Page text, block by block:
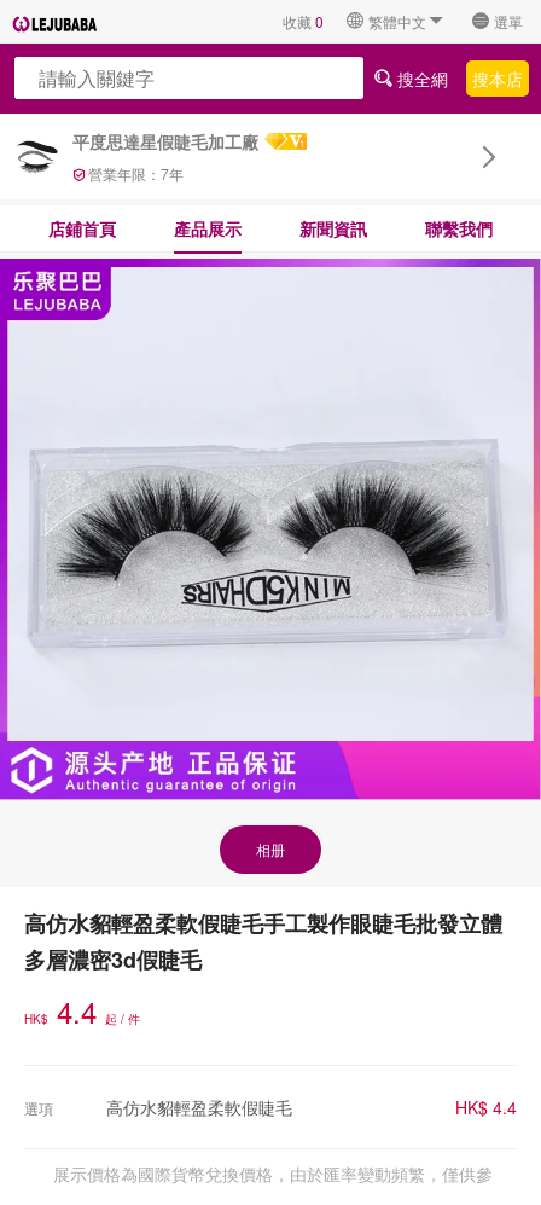
收藏0 繁體中文 選單
平度思達星假睫毛加工廠
營業年限： 7年
搜全網 搜本店
店鋪首頁 產品展示 新聞資訊 聯繫我們
相册
高仿水貂輕盈柔軟假睫毛手工製作眼睫毛批發立體
多層濃密3d假睫毛
HK$ 4.4 起 / 件
選項 高仿水貂輕盈柔軟假睫毛 HK$ 4.4
展示價格為國際貨幣兌換價格，由於匯率變動頻繁，僅供參